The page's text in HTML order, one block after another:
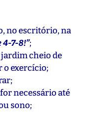
no escritório, na
4-7-8!”;
cheio de
o exercício;
necessário até
sono;